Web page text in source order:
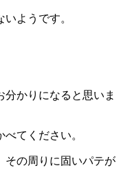
ようです。
かりになると思いま
てください。
その周りに固いパテが